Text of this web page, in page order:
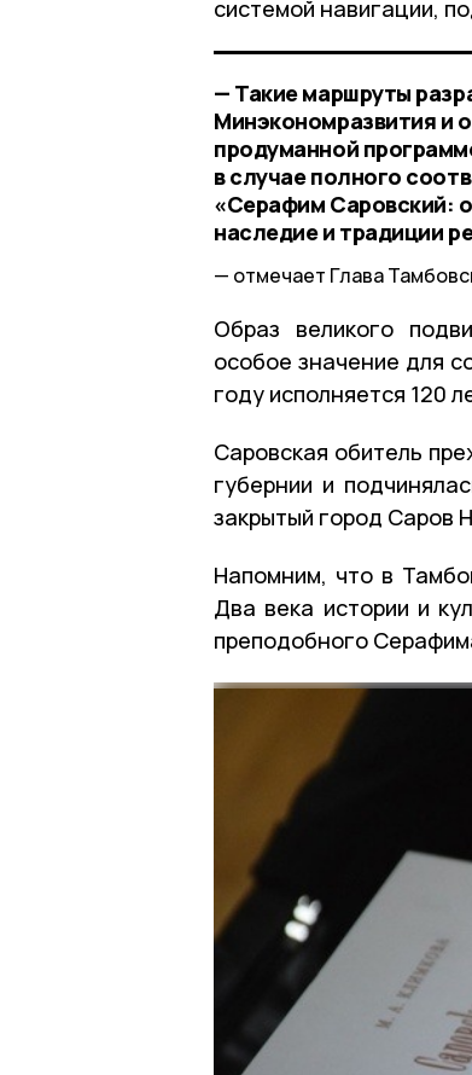
системой навигации,
— Такие маршруты
Минэкономразвития и
продуманной
в случае полного
«Серафим Саровский:
наследие и традиции
отмечает Глава
Образ великого
особое значение для
году исполняется 120
Саровская обитель
губернии и
закрытый город Саров
Напомним, что в
Два века истории и
преподобного